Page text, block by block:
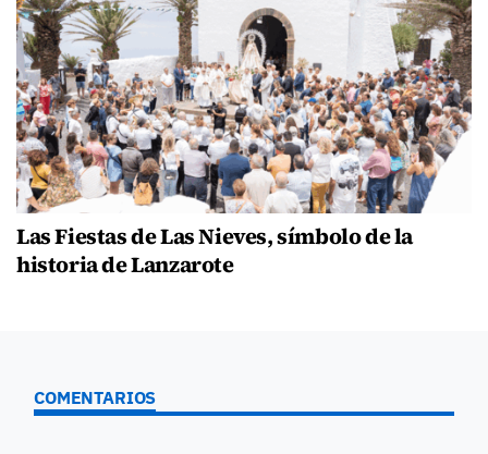
Las Fiestas de Las Nieves, símbolo de la
historia de Lanzarote
COMENTARIOS